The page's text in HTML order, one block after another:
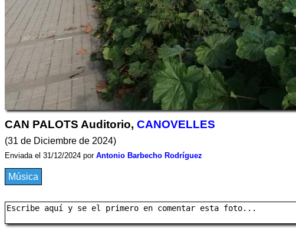
CAN PALOTS Auditorio, CANOVELLES
(31 de Diciembre de 2024)
Enviada el 31/12/2024 por Antonio Barbecho Rodríguez
Música